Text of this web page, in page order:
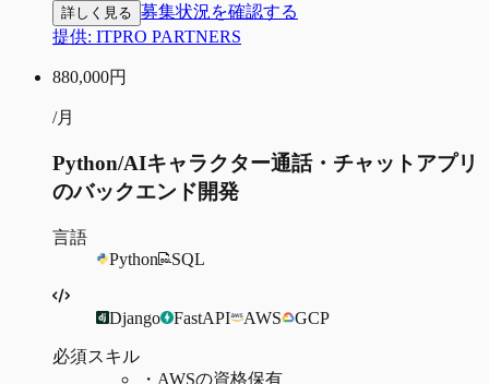
詳しく見る 募集状況を確認する
提供: ITPRO PARTNERS
880,000円
/月
Python/AIキャラクター通話・チャットアプリ
のバックエンド開発
言語
Python
SQL
Django FastAPI AWS GCP
必須スキル
・ AWSの資格保有